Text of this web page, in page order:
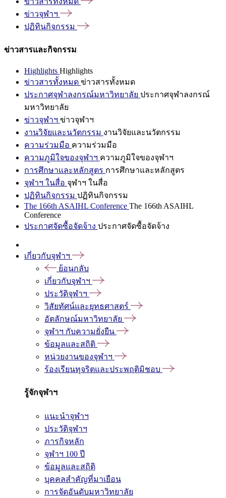
ข่าวจุฬาฯ
ปฏิทินกิจกรรม
ข่าวสารและกิจกรรม
Highlights Highlights
ข่าวสารทั้งหมด ข่าวสารทั้งหมด
ประกาศจุฬาลงกรณ์มหาวิทยาลัย ประกาศจุฬาลงกรณ์
มหาวิทยาลัย
ข่าวจุฬาฯ ข่าวจุฬาฯ
งานวิจัยและนวัตกรรม งานวิจัยและนวัตกรรม
ความร่วมมือ ความร่วมมือ
ความภูมิใจของจุฬาฯ ความภูมิใจของจุฬาฯ
การศึกษาและหลักสูตร การศึกษาและหลักสูตร
จุฬาฯ ในสื่อ จุฬาฯ ในสื่อ
ปฏิทินกิจกรรม ปฏิทินกิจกรรม
The 166th ASAIHL Conference The 166th ASAIHL
Conference
ประกาศจัดซื้อจัดจ้าง ประกาศจัดซื้อจัดจ้าง
เกี่ยวกับจุฬาฯ
ย้อนกลับ
เกี่ยวกับจุฬาฯ
ประวัติจุฬาฯ
วิสัยทัศน์และยุทธศาสตร์
อัตลักษณ์มหาวิทยาลัย
จุฬาฯ กับความยั่งยืน
ข้อมูลและสถิติ
หน่วยงานของจุฬาฯ
ร้องเรียนทุจริตและประพฤติมิชอบ
รู้จักจุฬาฯ
แนะนำจุฬาฯ
ประวัติจุฬาฯ
ภารกิจหลัก
จุฬาฯ 100 ปี
ข้อมูลและสถิติ
บุคคลสำคัญที่มาเยือน
การจัดอันดับมหาวิทยาลัย